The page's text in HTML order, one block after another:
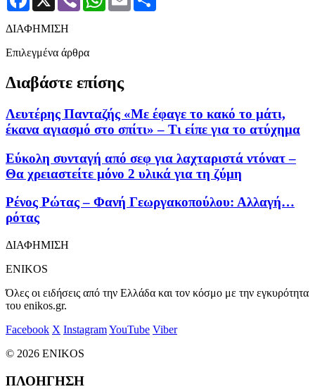
ΔΙΑΦΗΜΙΣΗ
Επιλεγμένα άρθρα
Διαβάστε επίσης
Λευτέρης Πανταζής «Με έφαγε το κακό το μάτι,
έκανα αγιασμό στο σπίτι» – Τι είπε για το ατύχημα
Εύκολη συνταγή από σεφ για λαχταριστά ντόνατ –
Θα χρειαστείτε μόνο 2 υλικά για τη ζύμη
Ρένος Ρώτας – Φανή Γεωργακοπούλου: Αλλαγή…
ρότας
ΔΙΑΦΗΜΙΣΗ
ENIKOS
Όλες οι ειδήσεις από την Ελλάδα και τον κόσμο με την εγκυρότητα
του enikos.gr.
Facebook X InstagramYouTube Viber
© 2026 ENIKOS
ΠΛΟΗΓΗΣΗ